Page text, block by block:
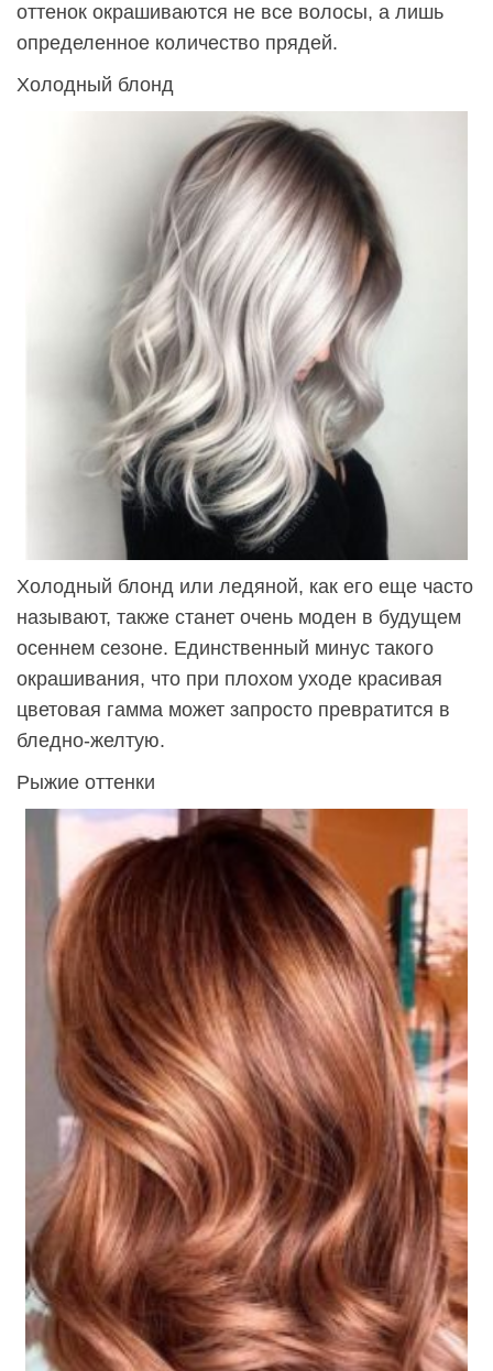
оттенок окрашиваются не все волосы, а лишь
определенное количество прядей.
Холодный блонд
Холодный блонд или ледяной, как его еще часто
называют, также станет очень моден в будущем
осеннем сезоне. Единственный минус такого
окрашивания, что при плохом уходе красивая
цветовая гамма может запросто превратится в
бледно-желтую.
Рыжие оттенки